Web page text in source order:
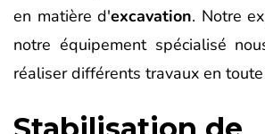
en matière d'excavation. Notre
notre équipement spécialisé
réaliser différents travaux en